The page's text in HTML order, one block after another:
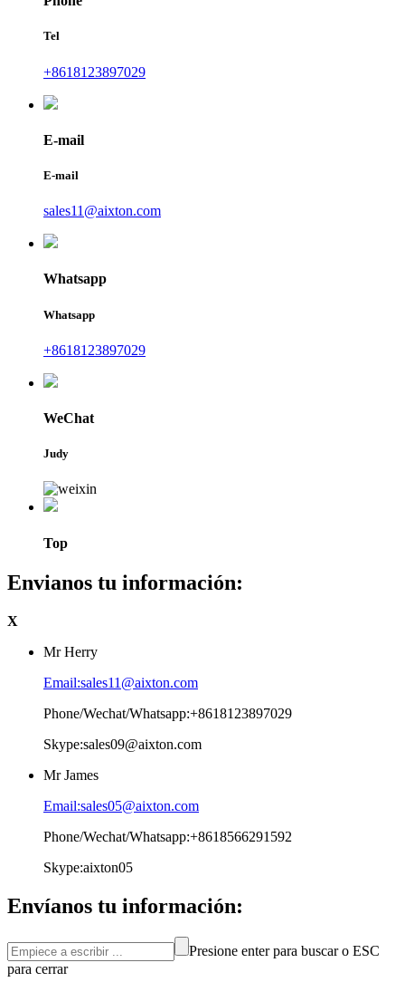
Tel
+8618123897029
E-mail
E-mail
sales11@aixton.com
Whatsapp
Whatsapp
+8618123897029
WeChat
Judy
Top
Envianos tu información:
X
Mr Herry
Email:sales11@aixton.com
Phone/Wechat/Whatsapp:+8618123897029
Skype:sales09@aixton.com
Mr James
Email:sales05@aixton.com
Phone/Wechat/Whatsapp:+8618566291592
Skype:aixton05
Envíanos tu información:
Presione enter para buscar o ESC
para cerrar